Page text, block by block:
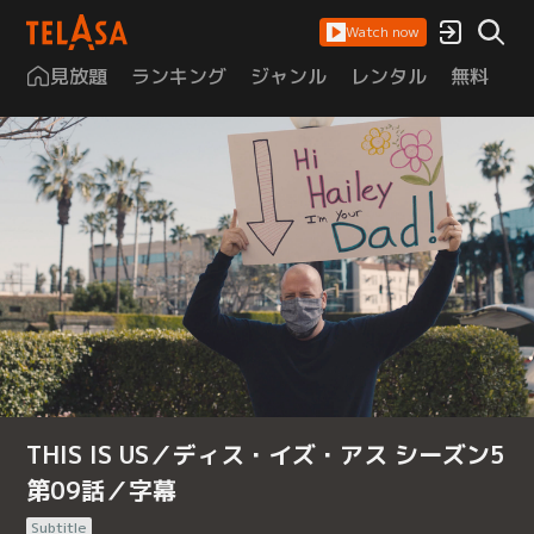
Watch now
見放題 ランキング ジャンル レンタル 無料
THIS IS US／ディス・イズ・アス シーズン5
第09話／字幕
Subtitle